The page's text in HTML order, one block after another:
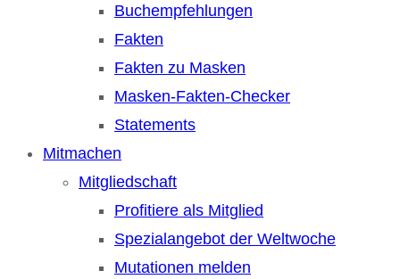
Buchempfehlungen
Fakten
Fakten zu Masken
Masken-Fakten-Checker
Statements
Mitmachen
Mitgliedschaft
Profitiere als Mitglied
Spezialangebot der Weltwoche
Mutationen melden